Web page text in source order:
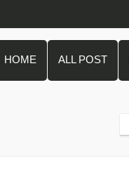
HOME ALL POST